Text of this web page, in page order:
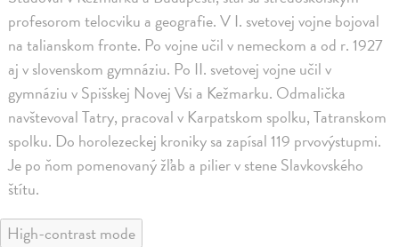
profesorom telocviku a geografie. V I. svetovej vojne bojoval
na talianskom fronte. Po vojne učil v nemeckom a od r. 1927
aj v slovenskom gymnáziu. Po II. svetovej vojne učil v
gymnáziu v Spišskej Novej Vsi a Kežmarku. Odmalička
navštevoval Tatry, pracoval v Karpatskom spolku, Tatranskom
spolku. Do horolezeckej kroniky sa zapísal 119 prvovýstupmi.
Je po ňom pomenovaný žľab a pilier v stene Slavkovského
štítu.
High-contrast mode